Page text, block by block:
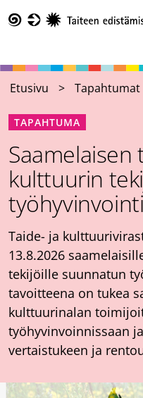
pääsisältöön
Etusivu Tapahtumat
TAPAHTUMA
Saamelaisen
kulttuurin
Taide- ja
13.8.2026
tekijöille suunnatun
tavoitteena on tukea
kulttuurinalan
työhyvinvoinnissaan
vertaistukeen ja